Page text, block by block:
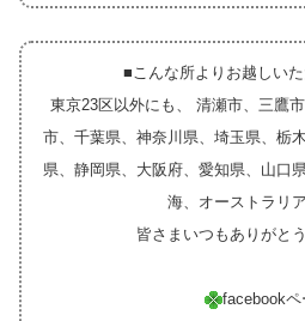
■こんな所よりお越しい
東京23区以外にも、 清瀬市、三鷹
市、千葉県、神奈川県、埼玉県、栃
県、静岡県、大阪府、愛知県、山口
海、オーストラリ
皆さまいつもありがと
facebookペ